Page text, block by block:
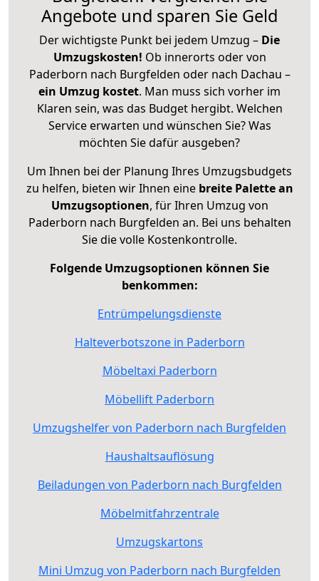
Angebote und sparen Sie Geld
Der wichtigste Punkt bei jedem Umzug – Die
Umzugskosten! Ob innerorts oder von
Paderborn nach Burgfelden oder nach Dachau –
ein Umzug kostet. Man muss sich vorher im
Klaren sein, was das Budget hergibt. Welchen
Service erwarten und wünschen Sie? Was
möchten Sie dafür ausgeben?
Um Ihnen bei der Planung Ihres Umzugsbudgets
zu helfen, bieten wir Ihnen eine breite Palette an
Umzugsoptionen, für Ihren Umzug von
Paderborn nach Burgfelden an. Bei uns behalten
Sie die volle Kostenkontrolle.
Folgende Umzugsoptionen können Sie
benkommen:
Entrümpelungsdienste
Halteverbotszone in Paderborn
Möbeltaxi Paderborn
Möbellift Paderborn
Umzugshelfer von Paderborn nach Burgfelden
Haushaltsauflösung
Beiladungen von Paderborn nach Burgfelden
Möbelmitfahrzentrale
Umzugskartons
Mini Umzug von Paderborn nach Burgfelden